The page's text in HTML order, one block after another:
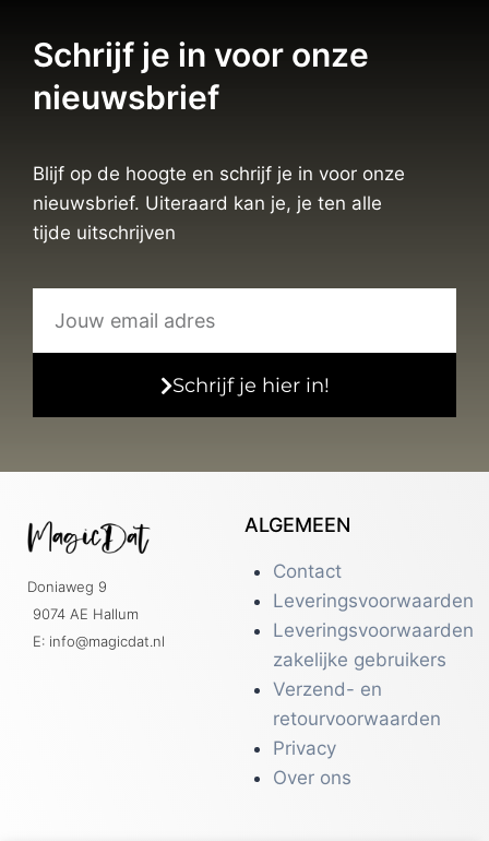
Schrijf je in voor onze
nieuwsbrief
Blijf op de hoogte en schrijf je in voor onze
nieuwsbrief. Uiteraard kan je, je ten alle
tijde uitschrijven
Schrijf je hier in!
Doniaweg 9
9074 AE Hallum
E: info@magicdat.nl
ALGEMEEN
Contact
Leveringsvoorwaarden
Leveringsvoorwaarden
zakelijke gebruikers
Verzend- en
retourvoorwaarden
Privacy
Over ons